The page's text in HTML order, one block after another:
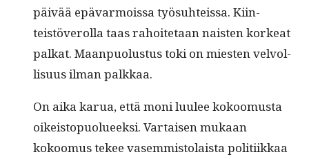
päivää epä­var­moissa työ­suhteis­sa. Kiin­
teistöverol­la taas rahoite­taan nais­ten korkeat
palkat. Maan­puo­lus­tus toki on miesten velvol­
lisu­us ilman palkkaa.
On aika karua, että moni luulee kokoomus­ta
oikeistop­uolueek­si. Var­taisen mukaan
kokoomus tekee vasem­mis­to­laista poli­ti­ikkaa